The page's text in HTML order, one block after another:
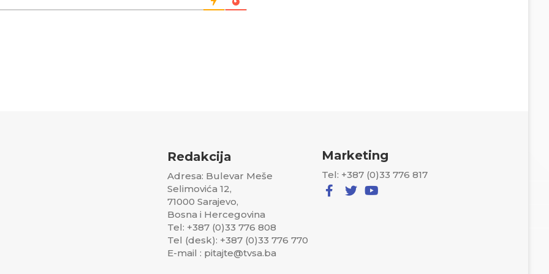
Redakcija
Adresa: Bulevar Meše
Selimovića 12,
71000 Sarajevo,
Bosna i Hercegovina
Tel: +387 (0)33 776 808
Tel (desk): +387 (0)33 776 770
E-mail : pitajte@tvsa.ba
Marketing
Tel: +387 (0)33 776 817